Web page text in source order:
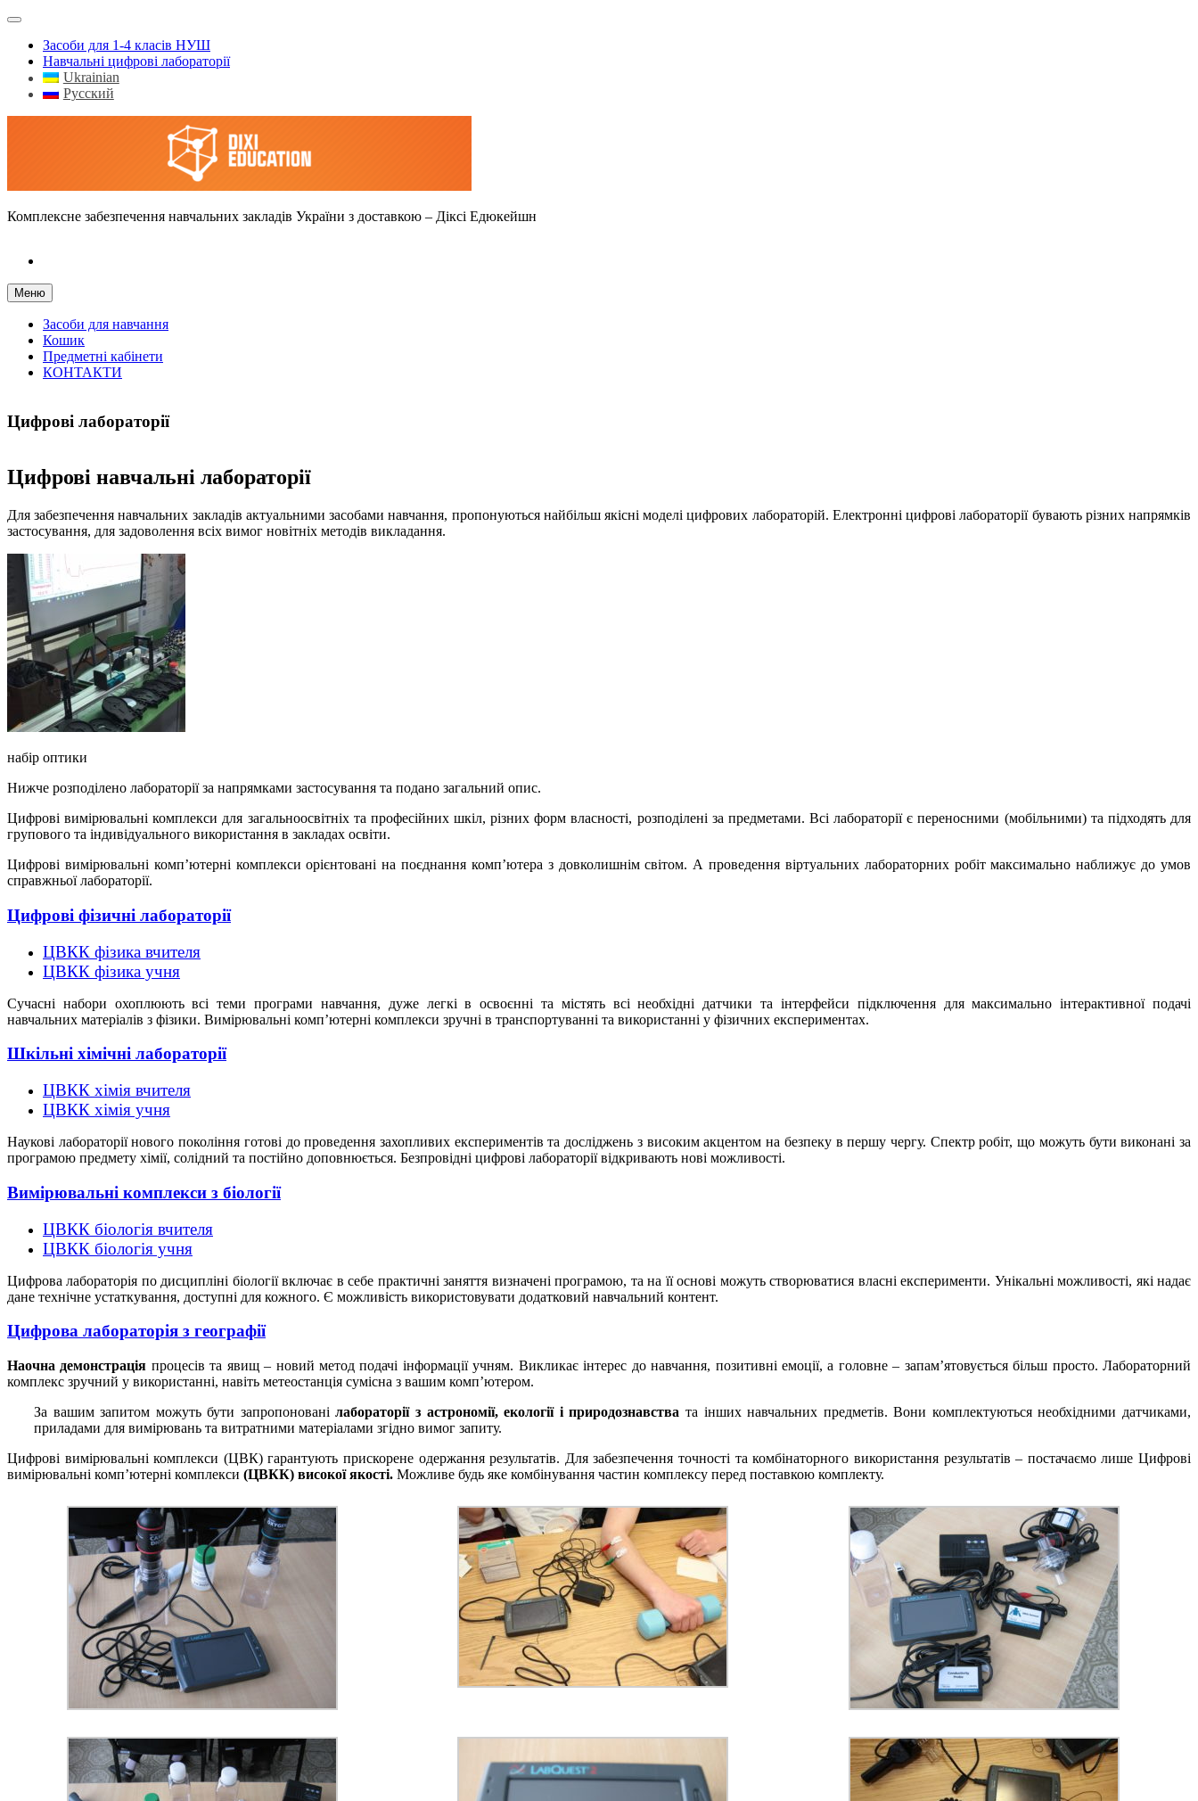
Засоби для 1-4 класів НУШ
Навчальні цифрові лабораторії
Ukrainian
Русский
Dixi Education – оснащення навчальних закладів України
Комплексне забезпечення навчальних закладів України з доставкою – Діксі Едюкейшн
Меню
Засоби для навчання
Кошик
Предметні кабінети
КОНТАКТИ
Цифрові лабораторії
Цифрові навчальні лабораторії
Для забезпечення навчальних закладів актуальними засобами навчання, пропонуються найбільш якісні моделі цифрових лабораторій. Електронні цифрові лабораторії бувають різних напрямків
застосування, для задоволення всіх вимог новітніх методів викладання.
набір оптики
Нижче розподілено лабораторії за напрямками застосування та подано загальний опис.
Цифрові вимірювальні комплекси для загальноосвітніх та професійних шкіл, різних форм власності, розподілені за предметами. Всі лабораторії є переносними (мобільними) та підходять для
групового та індивідуального використання в закладах освіти.
Цифрові вимірювальні комп’ютерні комплекси орієнтовані на поєднання комп’ютера з довколишнім світом. А проведення віртуальних лабораторних робіт максимально наближує до умов
справжньої лабораторії.
Цифрові фізичні лабораторії
ЦВКК фізика вчителя
ЦВКК фізика учня
Сучасні набори охоплюють всі теми програми навчання, дуже легкі в освоєнні та містять всі необхідні датчики та інтерфейси підключення для максимально інтерактивної подачі
навчальних матеріалів з фізики. Вимірювальні комп’ютерні комплекси зручні в транспортуванні та використанні у фізичних експериментах.
Шкільні хімічні лабораторії
ЦВКК хімія вчителя
ЦВКК хімія учня
Наукові лабораторії нового покоління готові до проведення захопливих експериментів та досліджень з високим акцентом на безпеку в першу чергу. Спектр робіт, що можуть бути виконані за
програмою предмету хімії, солідний та постійно доповнюється. Безпровідні цифрові лабораторії відкривають нові можливості.
Вимірювальні комплекси з біології
ЦВКК біологія вчителя
ЦВКК біологія учня
Цифрова лабораторія по дисципліні біології включає в себе практичні заняття визначені програмою, та на її основі можуть створюватися власні експерименти. Унікальні можливості, які надає
дане технічне устаткування, доступні для кожного. Є можливість використовувати додатковий навчальний контент.
Цифрова лабораторія з географії
Наочна демонстрація процесів та явищ – новий метод подачі інформації учням. Викликає інтерес до навчання, позитивні емоції, а головне – запам’ятовується більш просто. Лабораторний
комплекс зручний у використанні, навіть метеостанція сумісна з вашим комп’ютером.
За вашим запитом можуть бути запропонованілабораторії з астрономії, екології і природознавства та інших навчальних предметів. Вони комплектуються необхідними датчиками,
приладами для вимірювань та витратними матеріалами згідно вимог запиту.
Цифрові вимірювальні комплекси (ЦВК) гарантують прискорене одержання результатів. Для забезпечення точності та комбінаторного використання результатів – постачаємо лише Цифрові
вимірювальні комп’ютерні комплекси (ЦВКК) високої якості. Можливе будь яке комбінування частин комплексу перед поставкою комплекту.